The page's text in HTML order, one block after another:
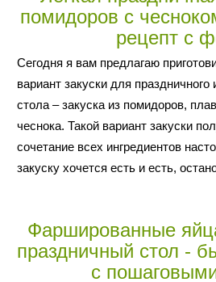
помидоров с
рецепт с
Сегодня я вам предлагаю
вариант закуски для праздничного
стола – закуска из помидоров,
чеснока. Такой вариант закуски
сочетание всех ингредиентов
закуску хочется есть и есть,
Фаршированные
праздничный стол -
с